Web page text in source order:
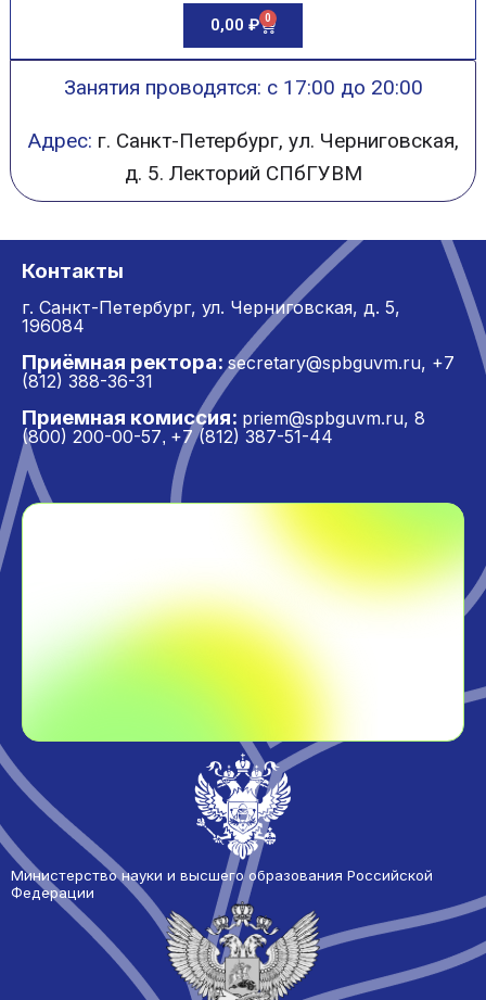
0,00 ₽ 0
Занятия проводятся: с 17:00 до 20:00
Адрес: г. Санкт-Петербург, ул. Черниговская,
д. 5. Лекторий СПбГУВМ
Контакты
г. Санкт-Петербург, ул. Черниговская, д. 5,
196084
Приёмная ректора: secretary@spbguvm.ru, +7
(812) 388-36-31
Приемная комиссия: priem@spbguvm.ru, 8
(800) 200-00-57, +7 (812) 387-51-44
Министерство науки и высшего образования Российской
Федерации